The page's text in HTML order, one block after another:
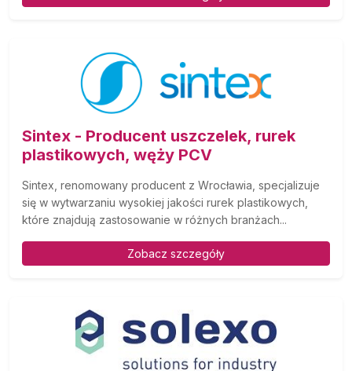
Sintex - Producent uszczelek, rurek
plastikowych, węży PCV
Sintex, renomowany producent z Wrocławia, specjalizuje
się w wytwarzaniu wysokiej jakości rurek plastikowych,
które znajdują zastosowanie w różnych branżach...
Zobacz szczegóły